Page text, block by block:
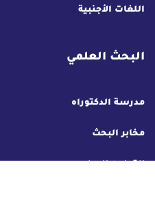
اللغات الأجنبية
البحث العلمي
مدرسة الدكتوراه
مخابر البحث